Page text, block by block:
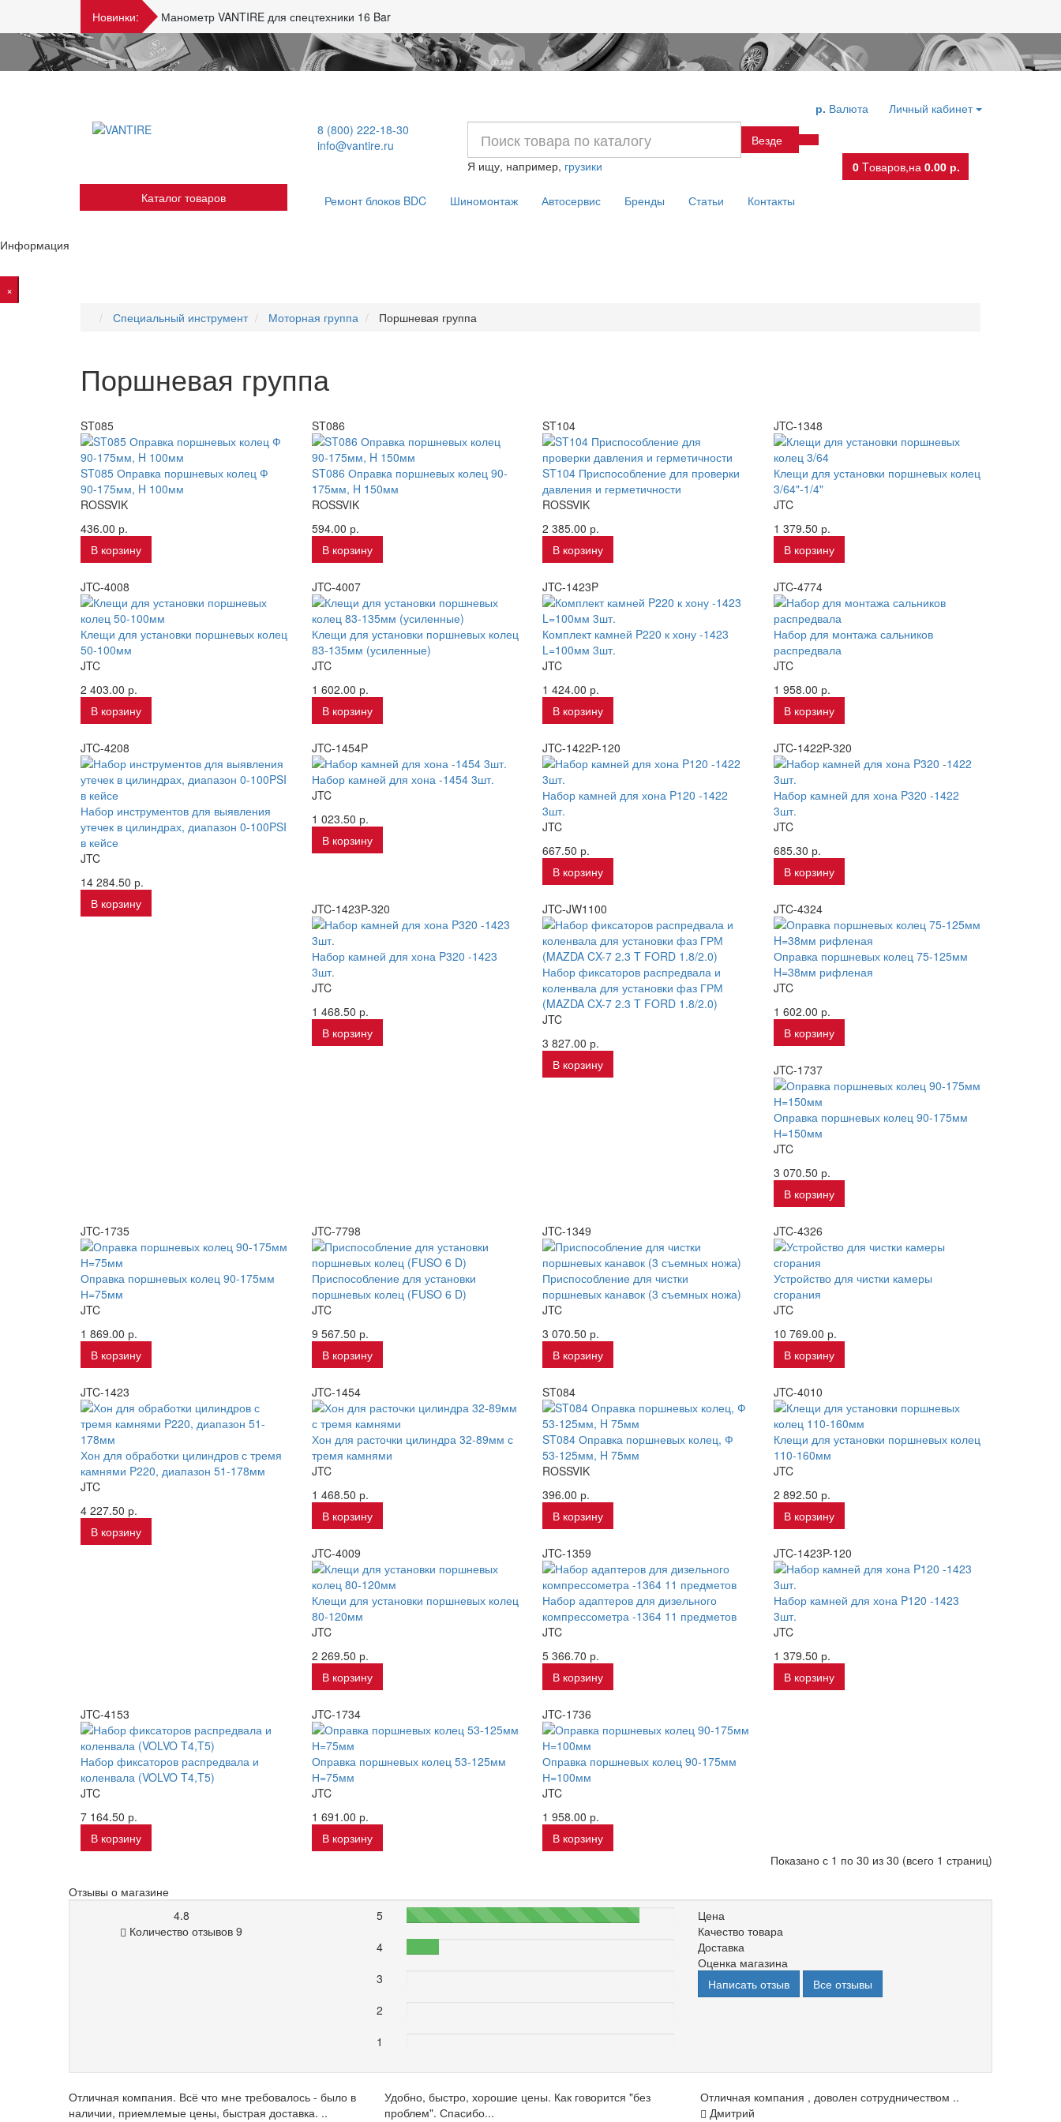
Новинки: Манометр VANTIRE для спецтехники 16 Bar
Личный кабинет
р. Валюта
8 (800) 222-18-30
info@vantire.ru
Везде
Я ищу, например, грузики 0 Tоваров,на 0.00 р.
Каталог товаров
Ремонт блоков BDC Шиномонтаж Автосервис Бренды Статьи Контакты
Информация
×
Специальный инструмент
Моторная группа Поршневая группа
Поршневая группа
ST085
ST085 Оправка поршневых колец Ф
90-175мм, H 100мм
ROSSVIK
436.00 р.
В корзину
ST086
ST086 Оправка поршневых колец 90-
175мм, H 150мм
ROSSVIK
594.00 р.
В корзину
ST104
ST104 Приспособление для проверки
давления и герметичности
ROSSVIK
2 385.00 р.
В корзину
JTC-1348
Клещи для установки поршневых колец
3/64"-1/4"
JTC
1 379.50 р.
В корзину
JTC-4008
Клещи для установки поршневых колец
50-100мм
JTC
2 403.00 р.
В корзину
JTC-4007
Клещи для установки поршневых колец
83-135мм (усиленные)
JTC
1 602.00 р.
В корзину
JTC-1423P
Комплект камней P220 к хону -1423
L=100мм 3шт.
JTC
1 424.00 р.
В корзину
JTC-4774
Набор для монтажа сальников
распредвала
JTC
1 958.00 р.
В корзину
JTC-4208
Набор инструментов для выявления
утечек в цилиндрах, диапазон 0-100PSI
в кейсе
JTC
14 284.50 р.
В корзину
JTC-1454P
Набор камней для хона -1454 3шт.
JTC
1 023.50 р.
В корзину
JTC-1422P-120
Набор камней для хона P120 -1422
3шт.
JTC
667.50 р.
В корзину
JTC-1422P-320
Набор камней для хона P320 -1422
3шт.
JTC
685.30 р.
В корзину
JTC-1423P-320
Набор камней для хона P320 -1423
3шт.
JTC
1 468.50 р.
В корзину
JTC-JW1100
Набор фиксаторов распредвала и
коленвала для установки фаз ГРМ
(MAZDA CX-7 2.3 T FORD 1.8/2.0)
JTC
3 827.00 р.
В корзину
JTC-4324
Оправка поршневых колец 75-125мм
H=38мм рифленая
JTC
1 602.00 р.
В корзину
JTC-1737
Оправка поршневых колец 90-175мм
Н=150мм
JTC
3 070.50 р.
В корзину
JTC-1735
Оправка поршневых колец 90-175мм
Н=75мм
JTC
1 869.00 р.
В корзину
JTC-7798
Приспособление для установки
поршневых колец (FUSO 6 D)
JTC
9 567.50 р.
В корзину
JTC-1349
Приспособление для чистки
поршневых канавок (3 съемных ножа)
JTC
3 070.50 р.
В корзину
JTC-4326
Устройство для чистки камеры
сгорания
JTC
10 769.00 р.
В корзину
JTC-1423
Хон для обработки цилиндров с тремя
камнями P220, диапазон 51-178мм
JTC
4 227.50 р.
В корзину
JTC-1454
Хон для расточки цилиндра 32-89мм с
тремя камнями
JTC
1 468.50 р.
В корзину
ST084
ST084 Оправка поршневых колец, Ф
53-125мм, H 75мм
ROSSVIK
396.00 р.
В корзину
JTC-4010
Клещи для установки поршневых колец
110-160мм
JTC
2 892.50 р.
В корзину
JTC-4009
Клещи для установки поршневых колец
80-120мм
JTC
2 269.50 р.
В корзину
JTC-1359
Набор адаптеров для дизельного
компрессометра -1364 11 предметов
JTC
5 366.70 р.
В корзину
JTC-1423P-120
Набор камней для хона P120 -1423
3шт.
JTC
1 379.50 р.
В корзину
JTC-4153
Набор фиксаторов распредвала и
коленвала (VOLVO T4,T5)
JTC
7 164.50 р.
В корзину
JTC-1734
Оправка поршневых колец 53-125мм
Н=75мм
JTC
1 691.00 р.
В корзину
JTC-1736
Оправка поршневых колец 90-175мм
Н=100мм
JTC
1 958.00 р.
В корзину
Показано с 1 по 30 из 30 (всего 1 страниц)
Отзывы о магазине
4.8
Количество отзывов 9
5 87%
4
3
2
1
Цена
Качество товара
Доставка
Оценка магазина
Написать отзыв
Все отзывы
Отличная компания. Всё что мне требовалось - было в
наличии, приемлемые цены, быстрая доставка. ..
Удобно, быстро, хорошие цены. Как говорится "без
проблем". Спасибо...
Отличная компания , доволен сотрудничеством ..
Дмитрий